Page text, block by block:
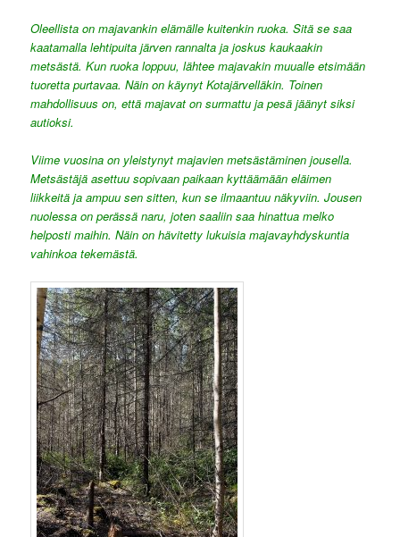
Oleellista on majavankin elämälle kuitenkin ruoka. Sitä se saa
kaatamalla lehtipuita järven rannalta ja joskus kaukaakin
metsästä. Kun ruoka loppuu, lähtee majavakin muualle etsimään
tuoretta purtavaa. Näin on käynyt Kotajärvelläkin. Toinen
mahdollisuus on, että majavat on surmattu ja pesä jäänyt siksi
autioksi.
Viime vuosina on yleistynyt majavien metsästäminen jousella.
Metsästäjä asettuu sopivaan paikaan kyttäämään eläimen
liikkeitä ja ampuu sen sitten, kun se ilmaantuu näkyviin. Jousen
nuolessa on perässä naru, joten saaliin saa hinattua melko
helposti maihin. Näin on hävitetty lukuisia majavayhdyskuntia
vahinkoa tekemästä.